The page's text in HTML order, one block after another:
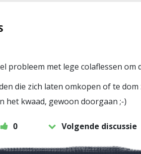
probleem met lege colaflessen
die zich laten omkopen of te
het kwaad, gewoon doorgaan ;-)
0 Volgende discussie